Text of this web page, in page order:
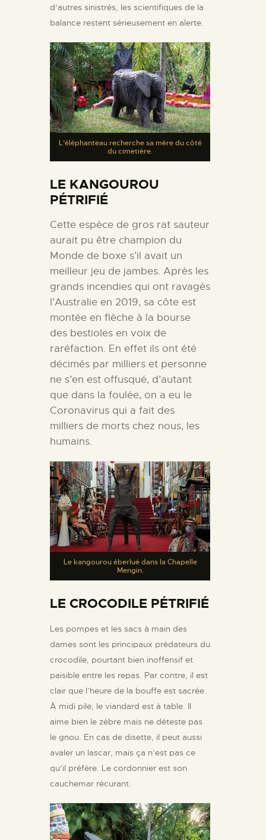
d’autres sinistrés, les scientifiques de la
balance restent sérieusement en alerte.
L’éléphanteau recherche sa mère du côté
du cimetière.
LE KANGOUROU
PÉTRIFIÉ
Cette espèce de gros rat sauteur
aurait pu être champion du
Monde de boxe s’il avait un
meilleur jeu de jambes. Après les
grands incendies qui ont ravagés
l’Australie en 2019, sa côte est
montée en flèche à la bourse
des bestioles en voix de
raréfaction. En effet ils ont été
décimés par milliers et personne
ne s’en est offusqué, d’autant
que dans la foulée, on a eu le
Coronavirus qui a fait des
milliers de morts chez nous, les
humains.
Le kangourou éberlué dans la Chapelle
Mengin.
LE CROCODILE PÉTRIFIÉ
Les pompes et les sacs à main des
dames sont les principaux prédateurs du
crocodile, pourtant bien inoffensif et
paisible entre les repas. Par contre, il est
clair que l’heure de la bouffe est sacrée.
À midi pile, le viandard est à table. Il
aime bien le zèbre mais ne déteste pas
le gnou. En cas de disette, il peut aussi
avaler un lascar, mais ça n’est pas ce
qu’il préfère. Le cordonnier est son
cauchemar récurant.